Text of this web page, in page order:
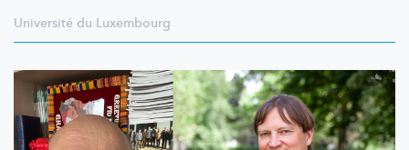
Université du Luxembourg